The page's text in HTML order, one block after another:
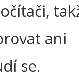
ani
se.